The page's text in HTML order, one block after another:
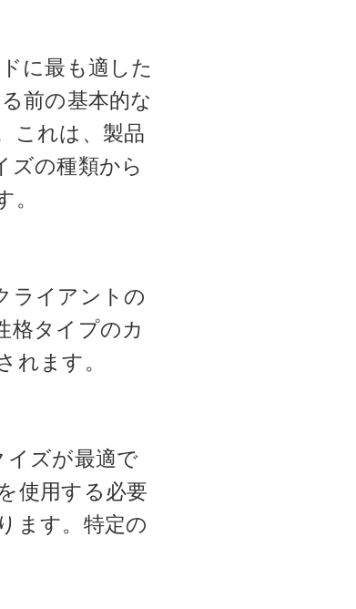
に最も適した
前の基本的な
これは、製品
ズの種類から
ライアントの
格タイプのカ
れます。
イズが最適で
使用する必要
ます。特定の